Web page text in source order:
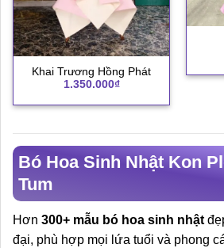
Khai Trương Hồng Phát
1.350.000₫
Bó Hoa Sinh Nhật Kon
Tum
Hơn 300+ mẫu bó hoa sinh nhật
đại, phù hợp mọi lứa tuổi và phong